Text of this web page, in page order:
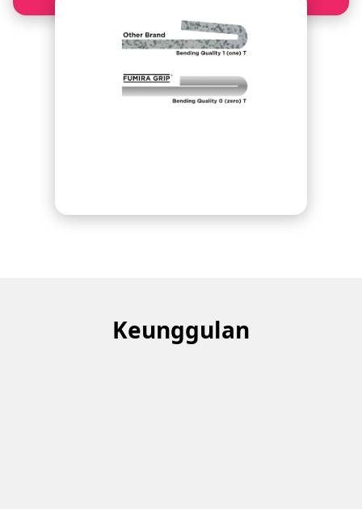
Keunggulan